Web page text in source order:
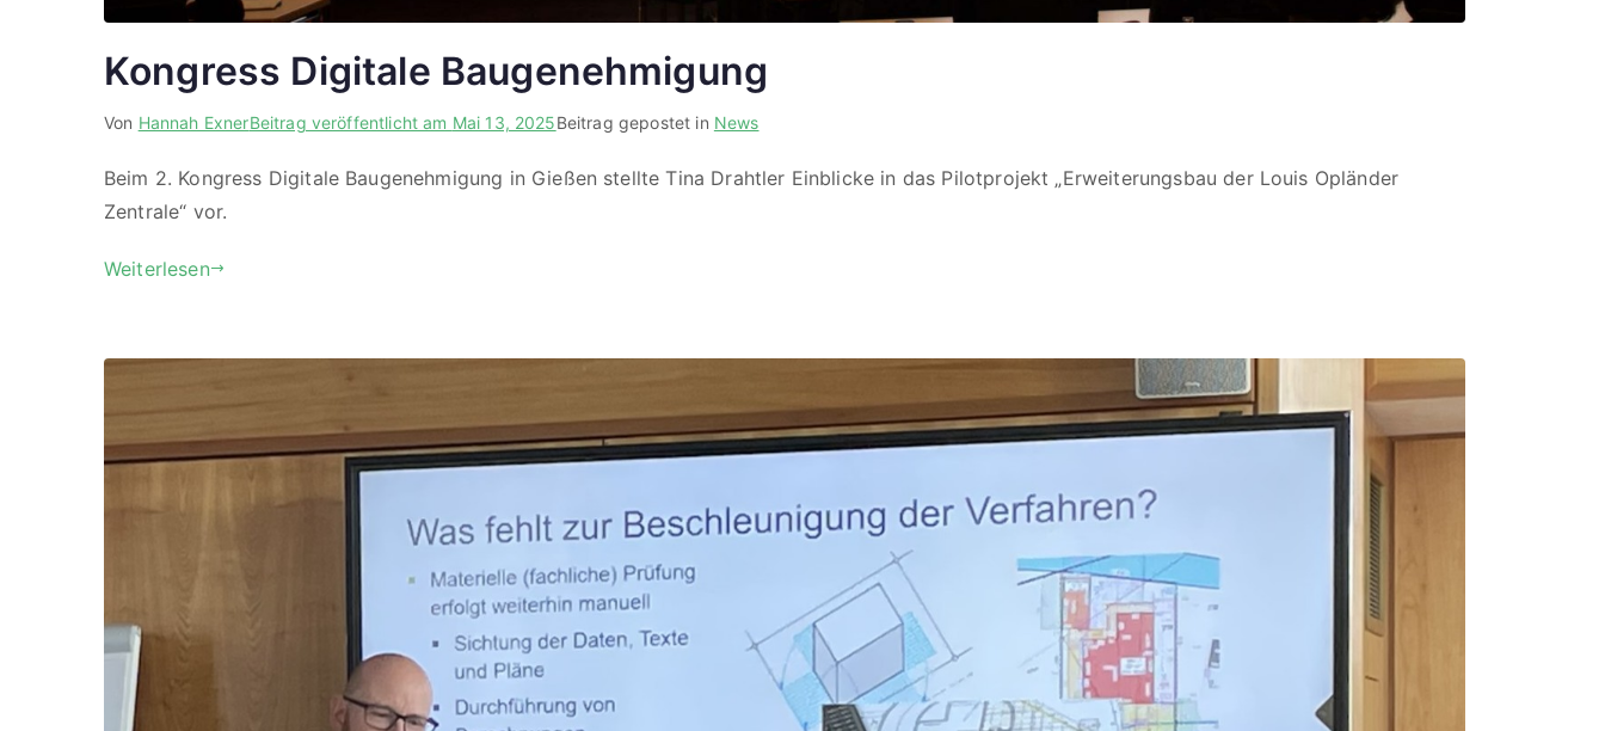
Kongress Digitale Baugenehmigung
Von Hannah ExnerBeitrag veröffentlicht am Mai 13, 2025Beitrag gepostet in News
Beim 2. Kongress Digitale Baugenehmigung in Gießen stellte Tina Drahtler Einblicke in das Pilotprojekt „Erweiterungsbau der Louis Opländer
Zentrale“ vor.
Weiterlesen